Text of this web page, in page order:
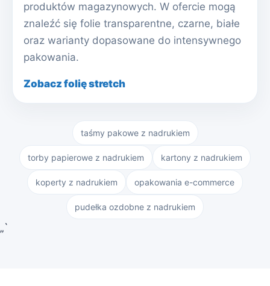
produktów magazynowych. W ofercie mogą
znaleźć się folie transparentne, czarne, białe
oraz warianty dopasowane do intensywnego
pakowania.
Zobacz folię stretch
taśmy pakowe z nadrukiem
torby papierowe z nadrukiem kartony z nadrukiem
koperty z nadrukiem opakowania e-commerce
pudełka ozdobne z nadrukiem
„`